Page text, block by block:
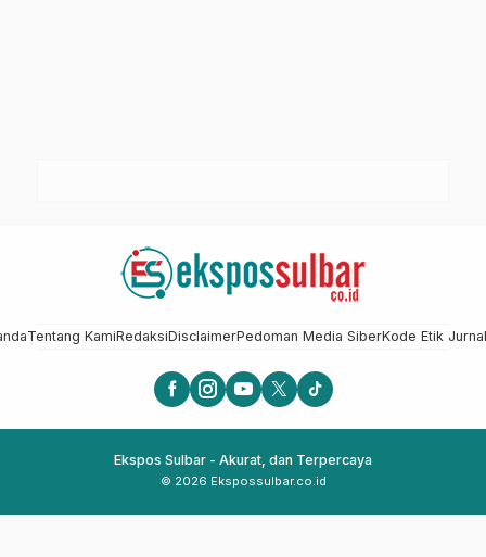
Tentang KamiRedaksiDisclaimerPedoman Media SiberKode Etik
Ekspos Sulbar - Akurat, dan Terpercaya
© 2026 Ekspossulbar.co.id